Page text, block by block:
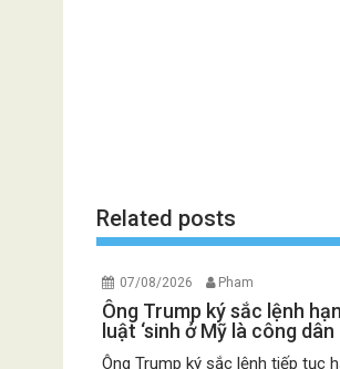
Related posts
07/08/2026 Pham
Ông Trump ký sắc lệnh
luật ‘sinh ở Mỹ là công dân
Ông Trump ký sắc lệnh tiếp tục